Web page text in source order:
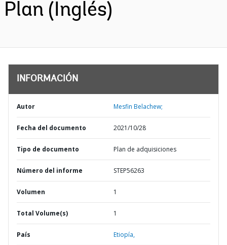
Plan (Inglés)
INFORMACIÓN
Autor Mesfin Belachew;
Fecha del documento 2021/10/28
Tipo de documento Plan de adquisiciones
Número del informe STEP56263
Volumen 1
Total Volume(s) 1
País Etiopía,